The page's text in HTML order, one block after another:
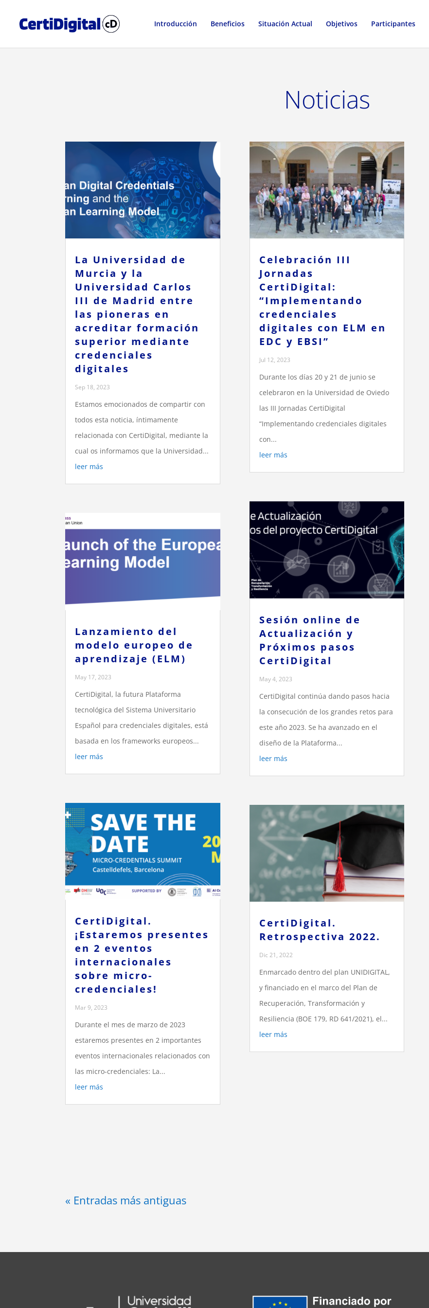
Introducción Beneficios Situación Actual Objetivos Participantes
Noticias
La Universidad de
Murcia y la
Universidad Carlos
III de Madrid entre
las pioneras en
acreditar formación
superior mediante
credenciales
digitales
Sep 18, 2023
Estamos emocionados de compartir con
todos esta noticia, íntimamente
relacionada con CertiDigital, mediante la
cual os informamos que la Universidad...
leer más
Lanzamiento del
modelo europeo de
aprendizaje (ELM)
May 17, 2023
CertiDigital, la futura Plataforma
tecnológica del Sistema Universitario
Español para credenciales digitales, está
basada en los frameworks europeos...
leer más
CertiDigital.
¡Estaremos presentes
en 2 eventos
internacionales
sobre micro-
credenciales!
Mar 9, 2023
Durante el mes de marzo de 2023
estaremos presentes en 2 importantes
eventos internacionales relacionados con
las micro-credenciales: La...
leer más
Celebración III
Jornadas
CertiDigital:
“Implementando
credenciales
digitales con ELM en
EDC y EBSI”
Jul 12, 2023
Durante los días 20 y 21 de junio se
celebraron en la Universidad de Oviedo
las III Jornadas CertiDigital
“Implementando credenciales digitales
con...
leer más
Sesión online de
Actualización y
Próximos pasos
CertiDigital
May 4, 2023
CertiDigital continúa dando pasos hacia
la consecución de los grandes retos para
este año 2023. Se ha avanzado en el
diseño de la Plataforma...
leer más
CertiDigital.
Retrospectiva 2022.
Dic 21, 2022
Enmarcado dentro del plan UNIDIGITAL,
y financiado en el marco del Plan de
Recuperación, Transformación y
Resiliencia (BOE 179, RD 641/2021), el...
leer más
« Entradas más antiguas